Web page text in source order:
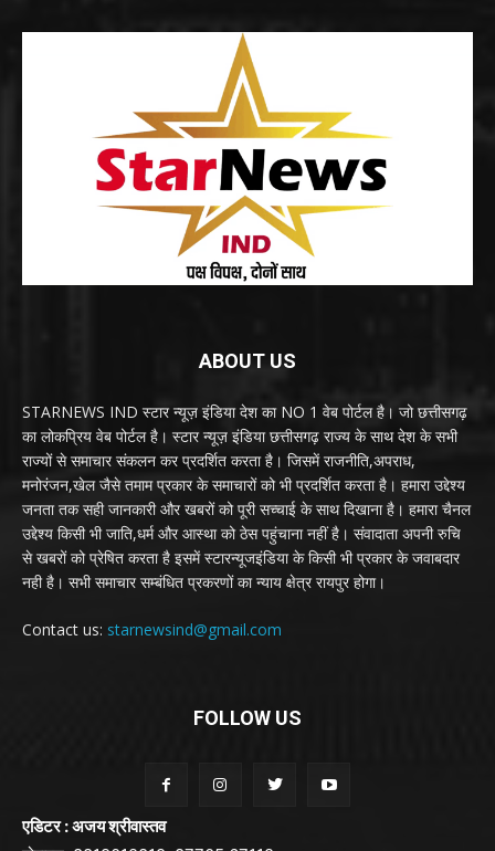
ABOUT US
STARNEWS IND स्टार न्यूज़ इंडिया देश का NO 1 वेब पोर्टल है। जो छत्तीसगढ़
का लोकप्रिय वेब पोर्टल है। स्टार न्यूज़ इंडिया छत्तीसगढ़ राज्य के साथ देश के सभी
राज्यों से समाचार संकलन कर प्रदर्शित करता है। जिसमें राजनीति,अपराध,
मनोरंजन,खेल जैसे तमाम प्रकार के समाचारों को भी प्रदर्शित करता है। हमारा उद्देश्य
जनता तक सही जानकारी और खबरों को पूरी सच्चाई के साथ दिखाना है। हमारा चैनल
उद्देश्य किसी भी जाति,धर्म और आस्था को ठेस पहुंचाना नहीं है। संवादाता अपनी रुचि
से खबरों को प्रेषित करता है इसमें स्टारन्यूजइंडिया के किसी भी प्रकार के जवाबदार
नही है। सभी समाचार सम्बंधित प्रकरणों का न्याय क्षेत्र रायपुर होगा।
Contact us: starnewsind@gmail.com
FOLLOW US
एडिटर : अजय श्रीवास्तव